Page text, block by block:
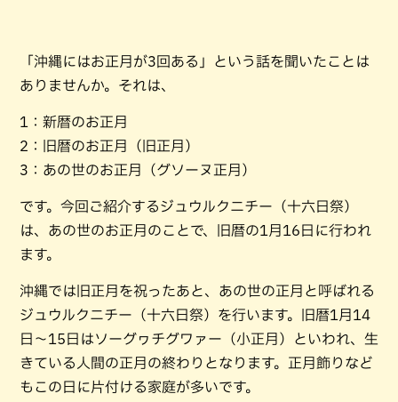
「沖縄にはお正月が3回ある」という話を聞いたことは
ありませんか。それは、
1：新暦のお正月
2：旧暦のお正月（旧正月）
3：あの世のお正月（グソーヌ正月）
です。今回ご紹介するジュウルクニチー（十六日祭）
は、あの世のお正月のことで、旧暦の1月16日に行われ
ます。
沖縄では旧正月を祝ったあと、あの世の正月と呼ばれる
ジュウルクニチー（十六日祭）を行います。旧暦1月14
日～15日はソーグヮチグワァー（小正月）といわれ、生
きている人間の正月の終わりとなります。正月飾りなど
もこの日に片付ける家庭が多いです。